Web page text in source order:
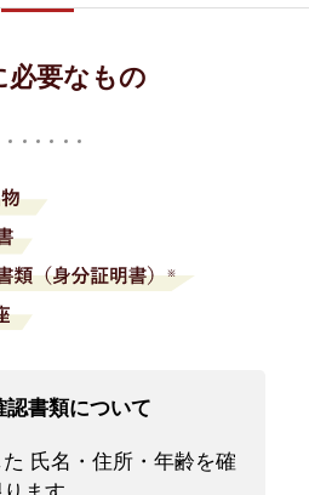
必要なもの
書類について
氏名・住所・年齢を確